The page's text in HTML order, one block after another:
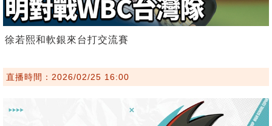
徐若熙和軟銀來台打交流賽
直播時間：2026/02/25 16:00